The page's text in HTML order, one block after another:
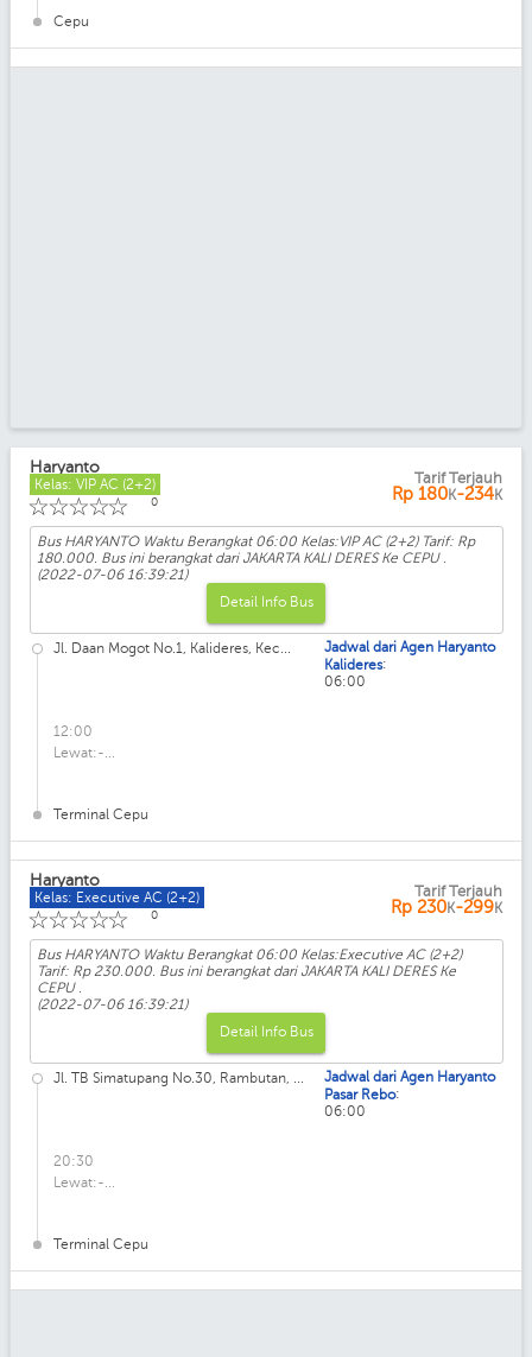
Cepu
Haryanto
Kelas: VIP AC (2+2)
☆
☆
☆
☆
☆ 0
Tarif Terjauh
Rp 180K-234K
Bus HARYANTO Waktu Berangkat 06:00 Kelas:VIP AC (2+2) Tarif: Rp
180.000. Bus ini berangkat dari JAKARTA KALI DERES Ke CEPU .
(2022-07-06 16:39:21)
Detail Info Bus
Jl. Daan Mogot No.1, Kalideres, Kec...
12:00
Lewat:-...
Terminal Cepu
Jadwal dari Agen Haryanto
Kalideres:
06:00
Haryanto
Kelas: Executive AC (2+2)
☆
☆
☆
☆
☆ 0
Tarif Terjauh
Rp 230K-299K
Bus HARYANTO Waktu Berangkat 06:00 Kelas:Executive AC (2+2)
Tarif: Rp 230.000. Bus ini berangkat dari JAKARTA KALI DERES Ke
CEPU .
(2022-07-06 16:39:21)
Detail Info Bus
Jl. TB Simatupang No.30, Rambutan, ...
20:30
Lewat:-...
Terminal Cepu
Jadwal dari Agen Haryanto
Pasar Rebo:
06:00